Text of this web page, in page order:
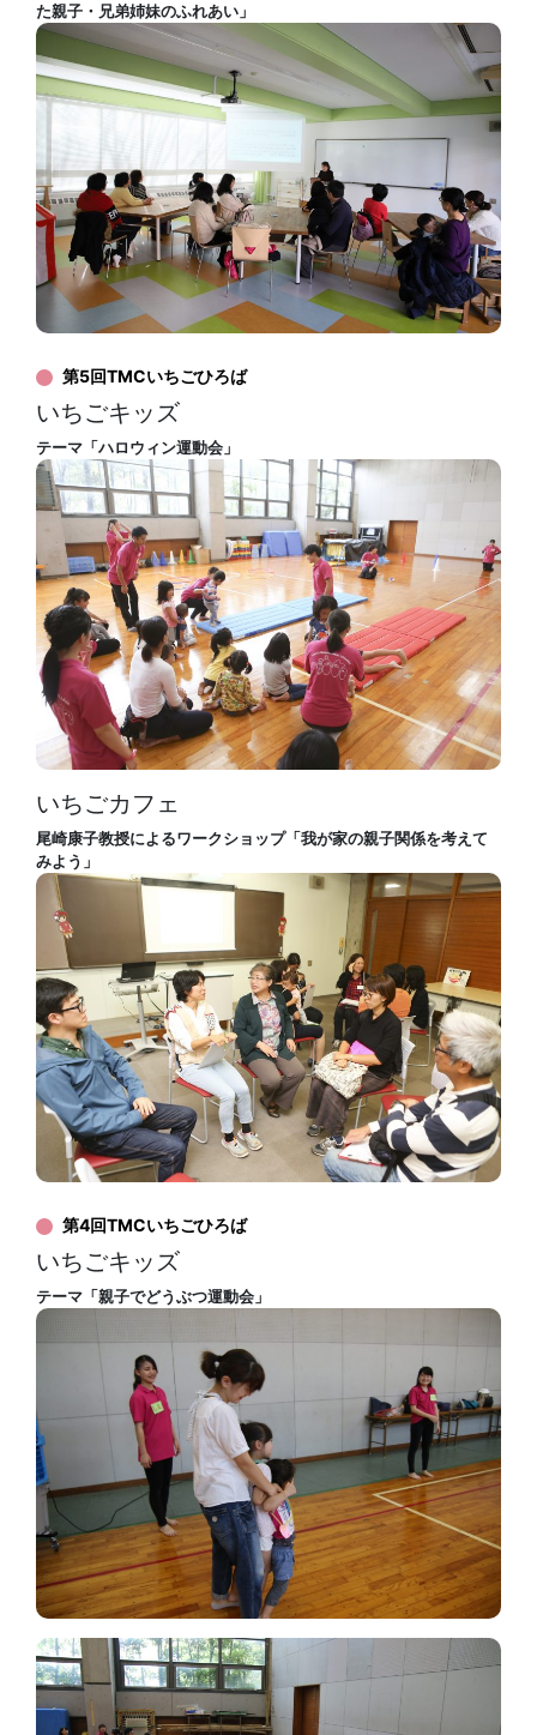
た親子・兄弟姉妹のふれあい」
第5回TMCいちごひろば
いちごキッズ
テーマ「ハロウィン運動会」
いちごカフェ
尾崎康子教授によるワークショップ「我が家の親子関係を考えて
みよう」
第4回TMCいちごひろば
いちごキッズ
テーマ「親子でどうぶつ運動会」